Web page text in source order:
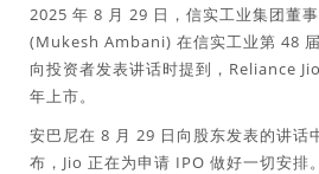
2025 年 8 月 29 日，信实工业集团董
(Mukesh Ambani) 在信实工业第 48
向投资者发表讲话时提到，Reliance
年上市。
安巴尼在 8 月 29 日向股东发表的讲话
布，Jio 正在为申请 IPO 做好一切安排